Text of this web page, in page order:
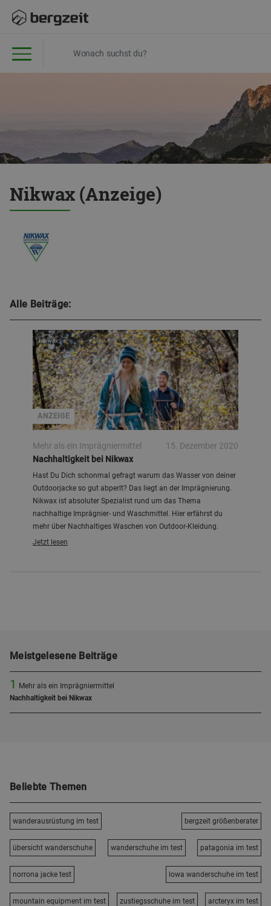
Nikwax (Anzeige)
Alle Beiträge:
ANZEIGE
Nikwax
Mehr als ein Imprägniermittel
15. Dezember 2020
Nachhaltigkeit bei Nikwax
Hast Du Dich schonmal gefragt warum das Wasser von deiner
Outdoorjacke so gut abperlt? Das liegt an der Imprägnierung.
Nikwax ist absoluter Spezialist rund um das Thema
nachhaltige Imprägnier- und Waschmittel. Hier erfährst du
mehr über Nachhaltiges Waschen von Outdoor-Kleidung.
Jetzt lesen
Meistgelesene Beiträge
1
Mehr als ein Imprägniermittel
Nachhaltigkeit bei Nikwax
Beliebte Themen
wanderausrüstung im test bergzeit größenberater
übersicht wanderschuhe wanderschuhe im test patagonia im test
norrona jacke test lowa wanderschuhe im test
mountain equipment im test zustiegsschuhe im test arcteryx im test